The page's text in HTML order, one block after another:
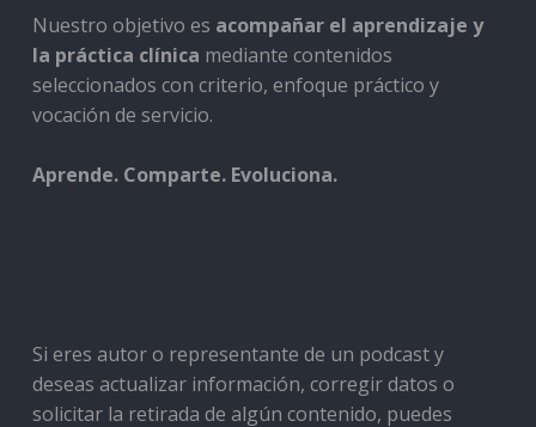
Nuestro objetivo es acompañar el aprendizaje y
la práctica clínica mediante contenidos
seleccionados con criterio, enfoque práctico y
vocación de servicio.
Aprende. Comparte. Evoluciona.
Si eres autor o representante de un podcast y
deseas actualizar información, corregir datos o
solicitar la retirada de algún contenido, puedes